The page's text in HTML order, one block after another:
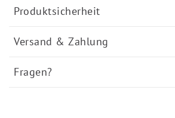
Produktsicherheit
Versand & Zahlung
Fragen?